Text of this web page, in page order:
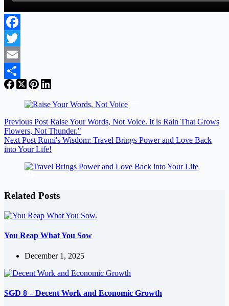
Facebook
Twitter
Email
Share
Previous Post Raise Your Words, Not Voice. It is Rain That Grows
Flowers, Not Thunder."
Next Post Rumi's Wisdom: Travel Brings Power and Love Back
into Your Life!
Related Posts
You Reap What You Sow
December 1, 2025
SGD 8 – Decent Work and Economic Growth